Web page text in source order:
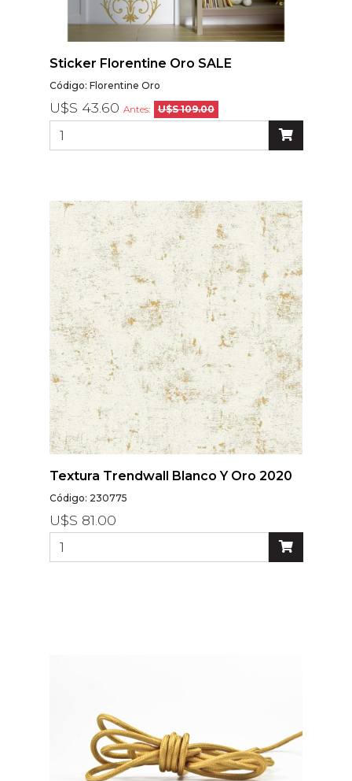
Sticker Florentine Oro SALE
Código: Florentine Oro
U$S 43.60 Antes: U$S 109.00
Textura Trendwall Blanco Y Oro 2020
Código: 230775
U$S 81.00